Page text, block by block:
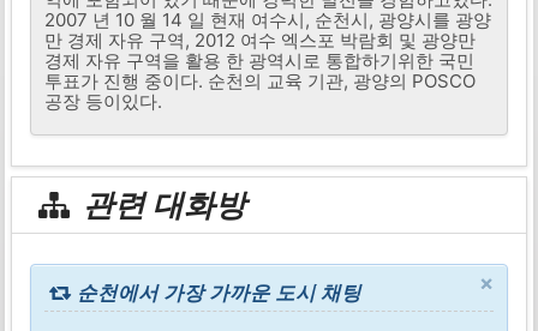
2007 년 10 월 14 일 현재 여수시, 순천시, 광양시를 광양
만 경제 자유 구역, 2012 여수 엑스포 박람회 및 광양만
경제 자유 구역을 활용 한 광역시로 통합하기위한 국민
투표가 진행 중이다. 순천의 교육 기관, 광양의 POSCO
공장 등이있다.
관련 대화방
×
순천에서 가장 가까운 도시 채팅